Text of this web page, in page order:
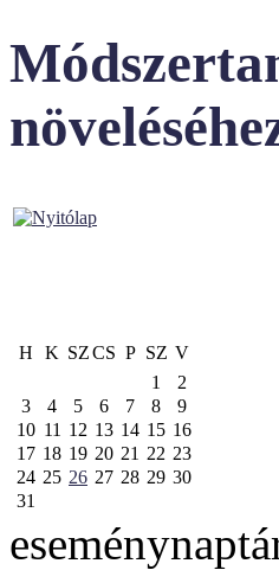
H K SZCS P SZ V
1
2
3
4 5 6 7 8
9
10 11 12 13 14 15 16
17 18 19 20 21 22 23
24 25 26 27 28 29 30
31